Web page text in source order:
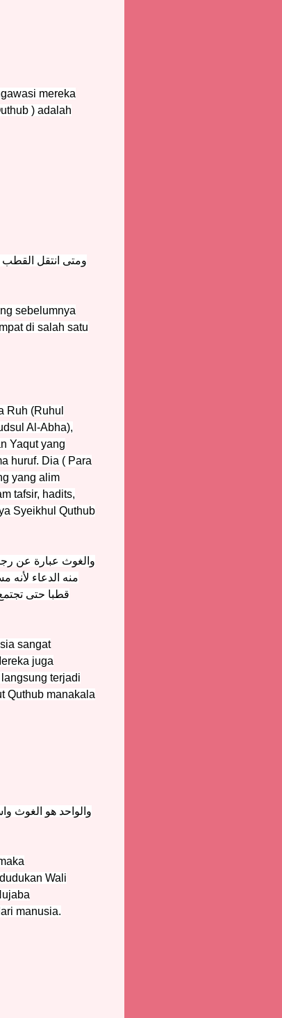
mereka
) adalah
ومتى انتقل القطب
sebelumnya
di salah satu
Ruh (Ruhul
Al-Abha),
Yaqut yang
huruf. Dia ( Para
yang alim
tafsir, hadits,
Syeikhul Quthub
والغوث عبارة عن
منه الدعاء
قطبا حتى
sangat
juga
terjadi
Quthub manakala
والواحد هو الغوث
Wali
manusia.